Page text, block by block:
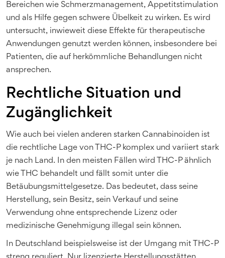
Bereichen wie Schmerzmanagement, Appetitstimulation
und als Hilfe gegen schwere Übelkeit zu wirken. Es wird
untersucht, inwieweit diese Effekte für therapeutische
Anwendungen genutzt werden können, insbesondere bei
Patienten, die auf herkömmliche Behandlungen nicht
ansprechen.
Rechtliche Situation und
Zugänglichkeit
Wie auch bei vielen anderen starken Cannabinoiden ist
die rechtliche Lage von THC-P komplex und variiert stark
je nach Land. In den meisten Fällen wird THC-P ähnlich
wie THC behandelt und fällt somit unter die
Betäubungsmittelgesetze. Das bedeutet, dass seine
Herstellung, sein Besitz, sein Verkauf und seine
Verwendung ohne entsprechende Lizenz oder
medizinische Genehmigung illegal sein können.
In Deutschland beispielsweise ist der Umgang mit THC-P